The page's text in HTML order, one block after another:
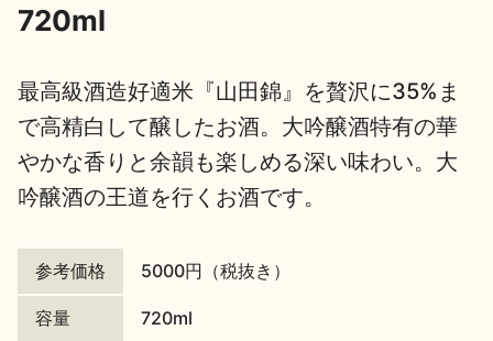
720ml
最高級酒造好適米『山田錦』を贅沢に35%ま
で高精白して醸したお酒。大吟醸酒特有の華
やかな香りと余韻も楽しめる深い味わい。大
吟醸酒の王道を行くお酒です。
参考価格 5000円（税抜き）
容量 720ml